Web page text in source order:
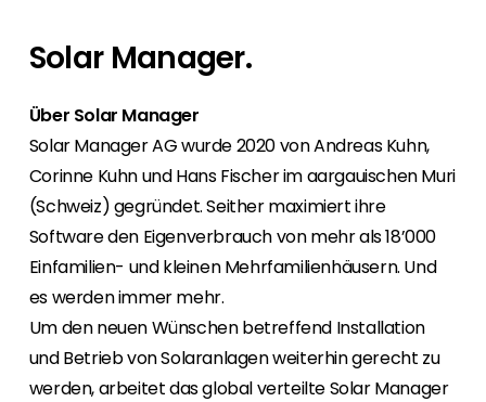
heraus, wo Sie sich uns anschließen können,
oder nutzen Sie unsere kostenlosen
persönlichen Kontakt zu allen Abteilungen und
finden ein marktgerechtes Portfolio.
Segen Team
Lernen Sie unsere PV-Experten kennen.
Kunden-Portal
Unser Kunden-Portal bietet 24/7 Live-Preise,
Produktverfügbarkeit und Dokumentation!
Blog
Bleiben Sie auf dem Laufenden mit
branchenführenden Neuigkeiten von Segen.
Hier erfahren Sie es zuerst!
Sie sind ein PV-Profi? Dann werden Sie noch
heute Segen Partner und profitieren Sie von
unseren Vorteilen!
Finden Sie einen PV-Installateur in Ihrer
Region
Sie sind Privatkunde und sind auf der Suche
nach einem passenden PV-Installateur? Dann
sind Sie bei uns genau richtig.
Solar Manager.
Über Solar Manager
Solar Manager AG wurde 2020 von Andreas Kuhn,
Corinne Kuhn und Hans Fischer im aargauischen Muri
(Schweiz) gegründet. Seither maximiert ihre
Software den Eigenverbrauch von mehr als 18’000
Einfamilien- und kleinen Mehrfamilienhäusern. Und
es werden immer mehr.
Um den neuen Wünschen betreffend Installation
und Betrieb von Solaranlagen weiterhin gerecht zu
werden, arbeitet das global verteilte Solar Manager